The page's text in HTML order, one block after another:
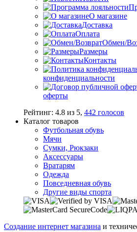
О магазине
Доставка
Оплата
Обмен/
Размеры
Контакты
конфиденциальности
оферты
Рейтинг: 4.8 из 5, 442 голосов
Каталог товаров
Футбольная обувь
Мячи
Сумки, Рюкзаки
Аксессуары
Вратарям
Одежда
Повседневная обувь
Другие виды спорта
Создание интернет магазина и